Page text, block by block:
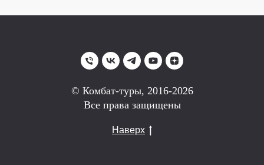
© Комбат-туры, 2016-2026
Все права защищены
Наверх